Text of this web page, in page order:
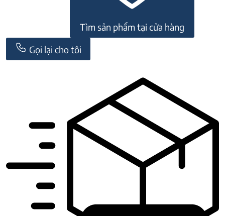
Tìm sản phẩm tại cửa hàng
Gọi lại cho tôi